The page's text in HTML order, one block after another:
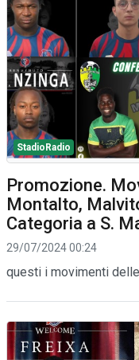
StadioRadio
Promozione.
Montalto,
Categoria a S.
29/07/2024 00:24
questi i movimenti